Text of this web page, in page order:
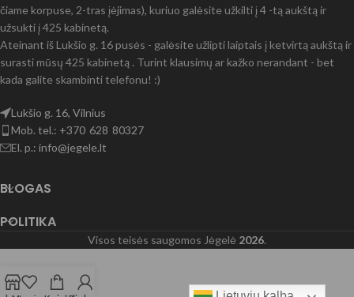
čiame korpuse, 2-tras įėjimas), kuriuo galėsite užkilti į 4 -tą aukštą ir
užsukti į 425 kabinetą.
Ateinant iš Lukšio g. 16 pusės - galėsite užlipti laiptais į ketvirtą aukštą ir
surasti mūsų 425 kabinetą . Turint klausimų ar kažko nerandant - bet
kada galite skambinti telefonu! :)
Lukšio g. 16, Vilnius
Mob. tel.: +370 628 80327
El. p.: info@jegele.lt
BLOGAS
POLITIKA
Visos teisės saugomos Jėgelė 2026.